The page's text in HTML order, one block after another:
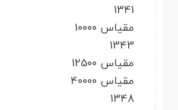
1341
مقیاس 10000
1343
مقیاس 12500
مقیاس 40000
1348